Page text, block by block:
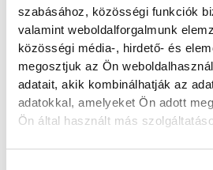
szabásához, közösségi funkciók
valamint weboldalforgalmunk
közösségi média-, hirdető- és
megosztjuk az Ön
adatait, akik kombinálhatják az
adatokkal, amelyeket Ön adott
Ön által használt más
Lekapcsolják
elzárják a
A kormány